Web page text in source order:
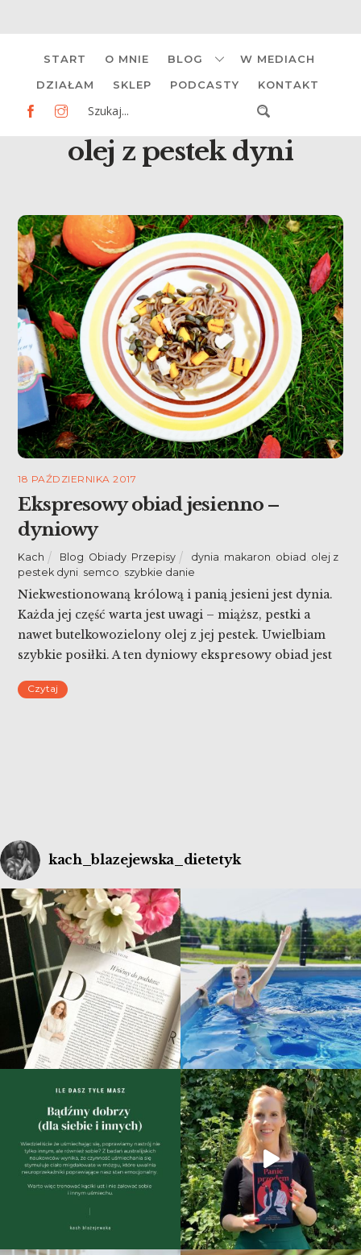
content
START O MNIE BLOG W MEDIACH
DZIAŁAM SKLEP PODCASTY KONTAKT
olej z pestek dyni
18 PAŹDZIERNIKA 2017
Ekspresowy obiad jesienno –
dyniowy
Kach Blog Obiady Przepisy dynia makaron obiad olej z
pestek dyni semco szybkie danie
Niekwestionowaną królową i panią jesieni jest dynia.
Każda jej część warta jest uwagi – miąższ, pestki a
nawet butelkowozielony olej z jej pestek. Uwielbiam
szybkie posiłki. A ten dyniowy ekspresowy obiad jest
jego kolory są takie, że najlepszym tłem do zdjęć
Czytaj
kach_blazejewska_dietetyk